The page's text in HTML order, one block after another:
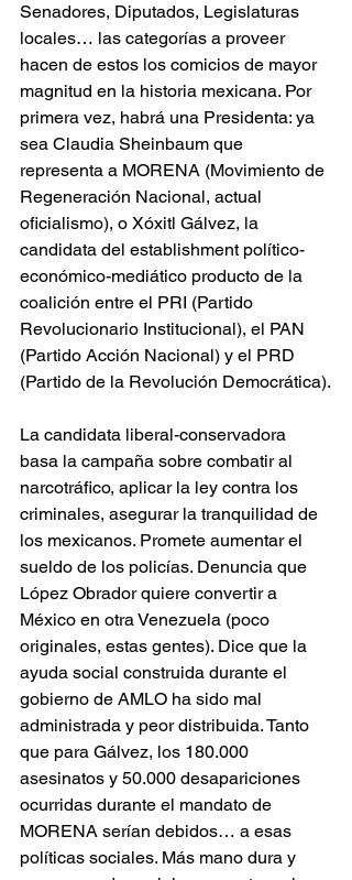
Senadores, Diputados, Legislaturas
locales… las categorías a proveer
hacen de estos los comicios de mayor
magnitud en la historia mexicana. Por
primera vez, habrá una Presidenta: ya
sea Claudia Sheinbaum que
representa a MORENA (Movimiento de
Regeneración Nacional, actual
oficialismo), o Xóxitl Gálvez, la
candidata del establishment político-
económico-mediático producto de la
coalición entre el PRI (Partido
Revolucionario Institucional), el PAN
(Partido Acción Nacional) y el PRD
(Partido de la Revolución Democrática).
La candidata liberal-conservadora
basa la campaña sobre combatir al
narcotráfico, aplicar la ley contra los
criminales, asegurar la tranquilidad de
los mexicanos. Promete aumentar el
sueldo de los policías. Denuncia que
López Obrador quiere convertir a
México en otra Venezuela (poco
originales, estas gentes). Dice que la
ayuda social construida durante el
gobierno de AMLO ha sido mal
administrada y peor distribuida. Tanto
que para Gálvez, los 180.000
asesinatos y 50.000 desapariciones
ocurridas durante el mandato de
MORENA serían debidos… a esas
políticas sociales. Más mano dura y